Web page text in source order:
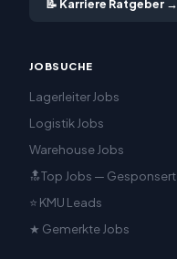
📝 Karriere Ratgeber →
JOBSUCHE
Lagerleiter Jobs
Logistik Jobs
Warehouse Jobs
🔝Top Jobs — Gesponsert
⭐ KMU Leads
★ Gemerkte Jobs